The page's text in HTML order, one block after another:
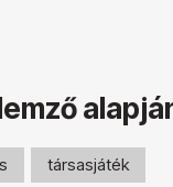
társasjáték